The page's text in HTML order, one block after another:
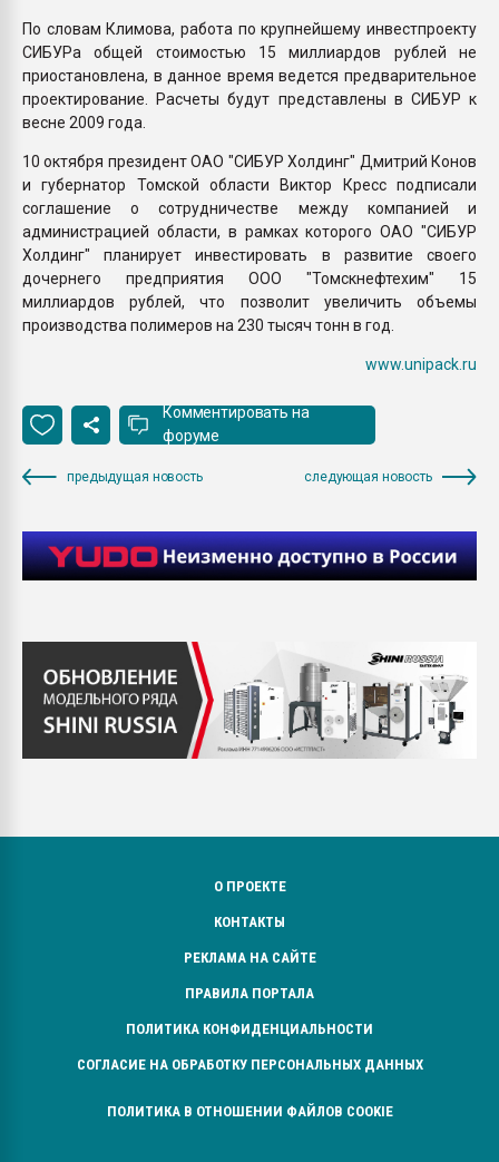
По словам Климова, работа по крупнейшему инвестпроекту
СИБУРа общей стоимостью 15 миллиардов рублей не
приостановлена, в данное время ведется предварительное
проектирование. Расчеты будут представлены в СИБУР к
весне 2009 года.
10 октября президент ОАО "СИБУР Холдинг" Дмитрий Конов
и губернатор Томской области Виктор Кресс подписали
соглашение о сотрудничестве между компанией и
администрацией области, в рамках которого ОАО "СИБУР
Холдинг" планирует инвестировать в развитие своего
дочернего предприятия ООО "Томскнефтехим" 15
миллиардов рублей, что позволит увеличить объемы
производства полимеров на 230 тысяч тонн в год.
www.unipack.ru
Комментировать на
форуме
предыдущая новость следующая новость
О ПРОЕКТЕ
КОНТАКТЫ
РЕКЛАМА НА САЙТЕ
ПРАВИЛА ПОРТАЛА
ПОЛИТИКА КОНФИДЕНЦИАЛЬНОСТИ
СОГЛАСИЕ НА ОБРАБОТКУ ПЕРСОНАЛЬНЫХ ДАННЫХ
ПОЛИТИКА В ОТНОШЕНИИ ФАЙЛОВ COOKIE